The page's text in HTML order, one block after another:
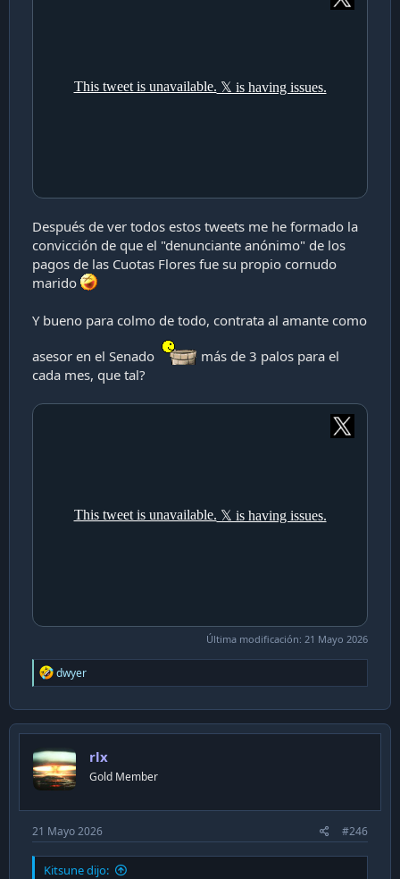
Después de ver todos estos tweets me he formado la
convicción de que el "denunciante anónimo" de los
pagos de las Cuotas Flores fue su propio cornudo
marido
Y bueno para colmo de todo, contrata al amante como
asesor en el Senado
más de 3 palos para el
cada mes, que tal?
Última modificación: 21 Mayo 2026
R
e
c
t
o
n
s
dwyer
rlx
Gold Member
21 Mayo 2026 #246
Kitsune dijo: